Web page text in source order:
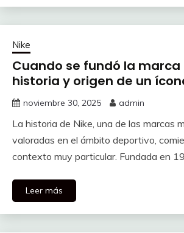
Nike
Cuando se fundó la marca
historia y origen de un
noviembre 30, 2025 admin
La historia de Nike, una de las marcas
valoradas en el ámbito deportivo,
contexto muy particular. Fundada en
Leer más